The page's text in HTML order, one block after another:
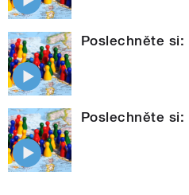
Poslechněte si:
Poslechněte si: